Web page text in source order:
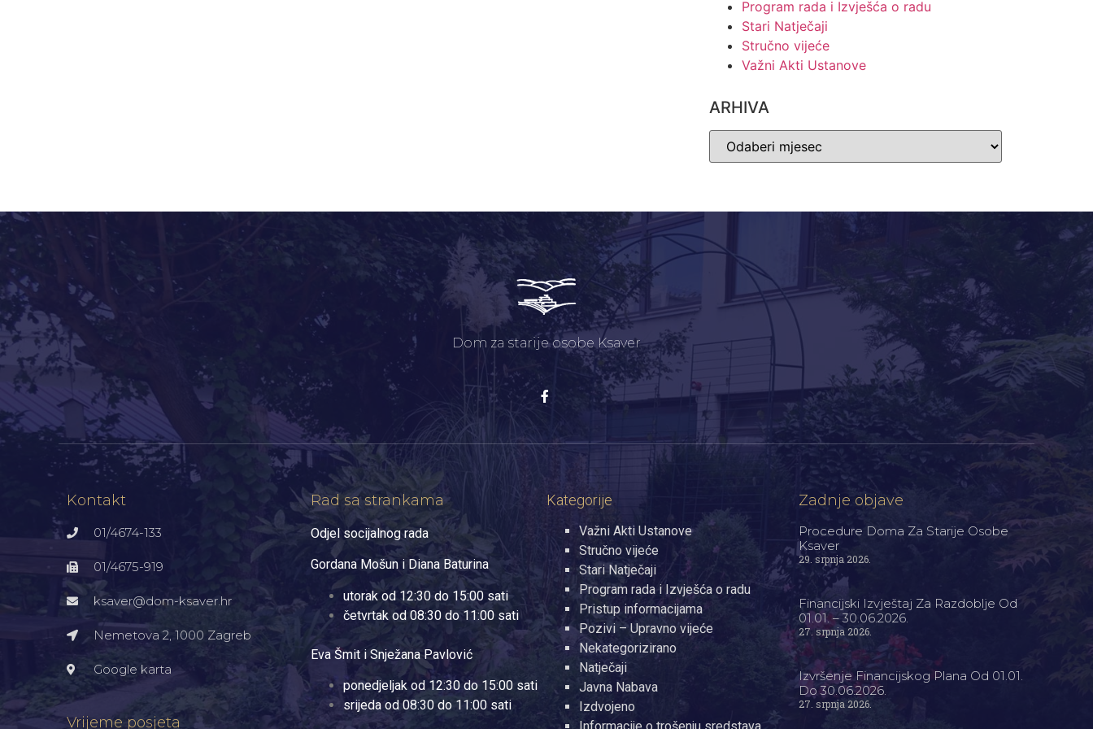
Program rada i Izvješća o radu
Stari Natječaji
Stručno vijeće
Važni Akti Ustanove
ARHIVA
Dom za starije osobe Ksaver
Kontakt
01/4674-133
01/4675-919
ksaver@dom-ksaver.hr
Nemetova 2, 1000 Zagreb​
Google karta
Vrijeme posjeta
Rad sa strankama
Odjel socijalnog rada
Gordana Mošun i Diana Baturina
utorak od 12:30 do 15:00 sati
četvrtak od 08:30 do 11:00 sati
Eva Šmit i Snježana Pavlović
ponedjeljak od 12:30 do 15:00 sati
srijeda od 08:30 do 11:00 sati
Kategorije
Važni Akti Ustanove
Stručno vijeće
Stari Natječaji
Program rada i Izvješća o radu
Pristup informacijama
Pozivi – Upravno vijeće
Nekategorizirano
Natječaji
Javna Nabava
Izdvojeno
Zadnje objave
Procedure Doma Za Starije Osobe
Ksaver
29. srpnja 2026.
Financijski Izvještaj Za Razdoblje Od
01.01. – 30.06.2026.
27. srpnja 2026.
Izvršenje Financijskog Plana Od 01.01.
Do 30.06.2026.
27. srpnja 2026.